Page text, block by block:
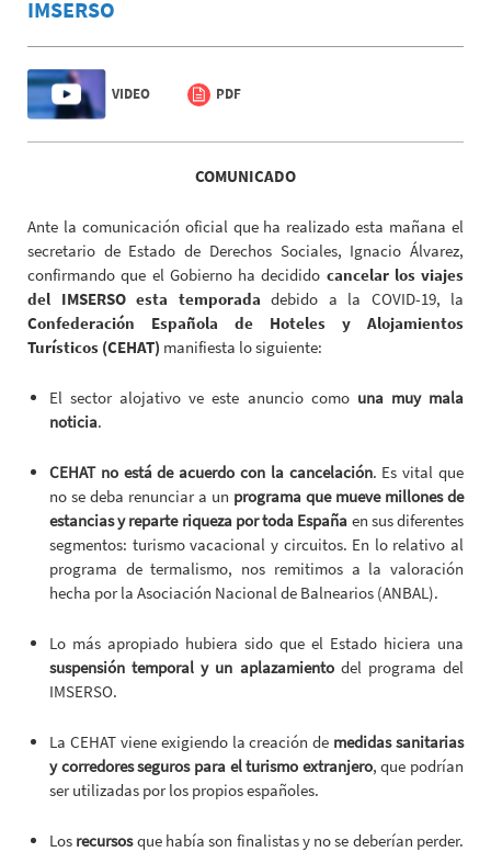
IMSERSO
VIDEO PDF
COMUNICADO
Ante la comunicación oficial que ha realizado esta mañana el
secretario de Estado de Derechos Sociales, Ignacio Álvarez,
confirmando que el Gobierno ha decidido cancelar los viajes
del IMSERSO esta temporada debido a la COVID-19, la
Confederación Española de Hoteles y Alojamientos
Turísticos (CEHAT) manifiesta lo siguiente:
El sector alojativo ve este anuncio como una muy mala
noticia.
CEHAT no está de acuerdo con la cancelación. Es vital que
no se deba renunciar a un programa que mueve millones de
estancias y reparte riqueza por toda España en sus diferentes
segmentos: turismo vacacional y circuitos. En lo relativo al
programa de termalismo, nos remitimos a la valoración
hecha por la Asociación Nacional de Balnearios (ANBAL).
Lo más apropiado hubiera sido que el Estado hiciera una
suspensión temporal y un aplazamientodel programa del
IMSERSO.
La CEHAT viene exigiendo la creación de medidas sanitarias
y corredores seguros para el turismo extranjero, que podrían
ser utilizadas por los propios españoles.
Los recursosque había son finalistas y no se deberían perder.